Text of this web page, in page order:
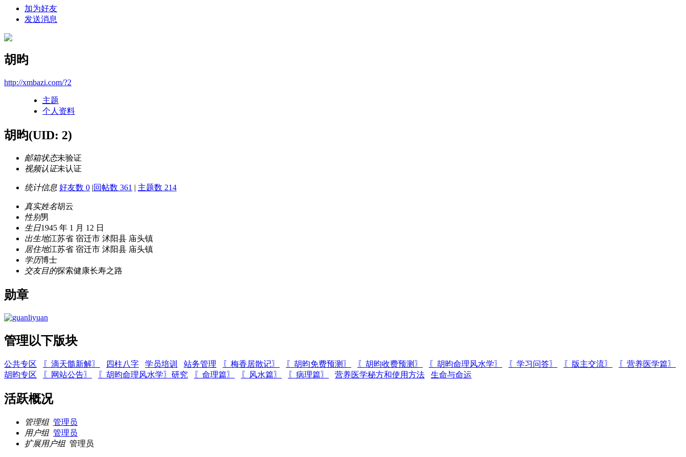
加为好友
发送消息
胡昀
http://xmbazi.com/?2
主题
个人资料
胡昀(UID: 2)
邮箱状态未验证
视频认证未认证
统计信息 好友数 0 |回帖数 361 | 主题数 214
真实姓名胡云
性别男
生日1945 年 1 月 12 日
出生地江苏省 宿迁市 沭阳县 庙头镇
居住地江苏省 宿迁市 沭阳县 庙头镇
学历博士
交友目的探索健康长寿之路
勋章
管理以下版块
公共专区 〖滴天髓新解〗 四柱八字 学员培训 站务管理 〖梅香居散记〗 〖胡昀免费预测〗 〖胡昀收费预测〗 〖胡昀命理风水学〗 〖学习问答〗 〖版主交流〗
〖营养医学篇〗
胡昀专区
〖网站公告〗 〖胡昀命理风水学〗研究 〖命理篇〗 〖风水篇〗 〖病理篇〗 营养医学秘方和使用方法 生命与命运
活跃概况
管理组 管理员
用户组 管理员
扩展用户组 管理员